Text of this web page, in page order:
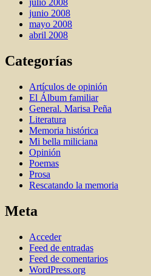
julio 2008
junio 2008
mayo 2008
abril 2008
Categorías
Artí­culos de opinión
El Álbum familiar
General. Marisa Peña
Literatura
Memoria histórica
Mi bella miliciana
Opinión
Poemas
Prosa
Rescatando la memoria
Meta
Acceder
Feed de entradas
Feed de comentarios
WordPress.org